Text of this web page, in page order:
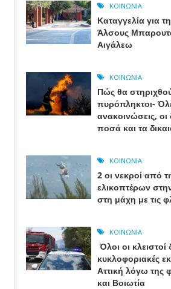
ΚΟΙΝΩΝΊΑ
Καταγγελία για
Άλσους
Αιγάλεω
ΚΟΙΝΩΝΊΑ
Πώς θα
πυρόπληκτοι-
ανακοινώσεις, οι
ποσά και τα
ΚΟΙΝΩΝΊΑ
2 οι νεκροί από
ελικοπτέρων
στη μάχη με τις
ΚΟΙΝΩΝΊΑ
Όλοι οι κλειστοί
κυκλοφοριακές
Αττική λόγω της
και Βοιωτία